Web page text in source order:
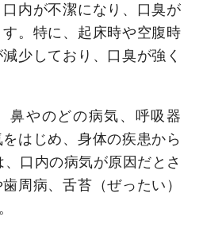
内が不潔になり、口臭が
。特に、起床時や空腹時
少しており、口臭が強く
鼻やのどの病気、呼吸器
はじめ、身体の疾患から
口内の病気が原因だとさ
周病、舌苔（ぜったい）